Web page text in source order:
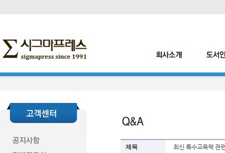
제목 최신 특수교육책 관